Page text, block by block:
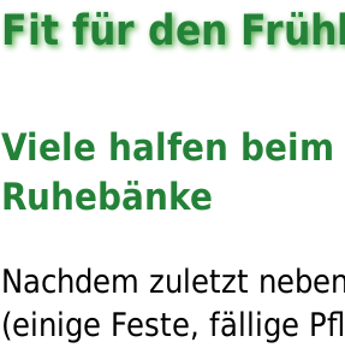
Fit für den
Viele halfen
Ruhebänke
Nachdem zuletzt
(einige Feste, fällige